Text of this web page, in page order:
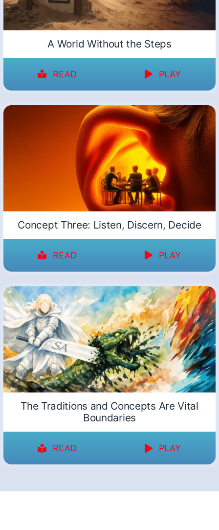
A World Without the Steps
READ PLAY
Concept Three: Listen, Discern, Decide
READ PLAY
The Traditions and Concepts Are Vital
Boundaries
READ PLAY